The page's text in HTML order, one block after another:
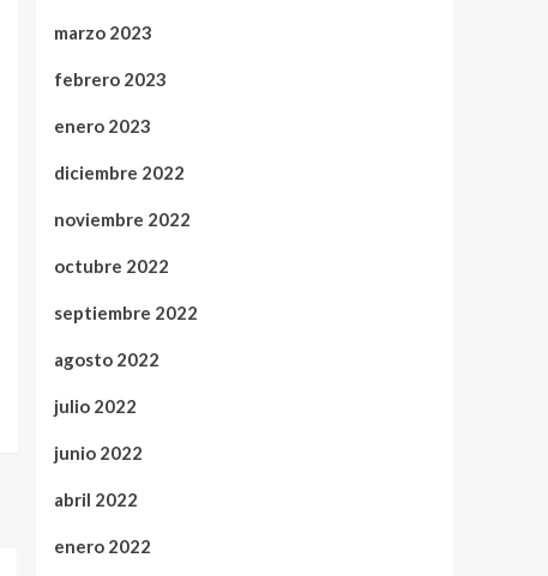
marzo 2023
febrero 2023
enero 2023
diciembre 2022
noviembre 2022
octubre 2022
septiembre 2022
agosto 2022
julio 2022
junio 2022
abril 2022
enero 2022